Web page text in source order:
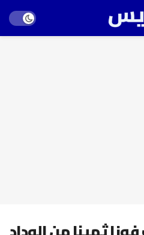
mode